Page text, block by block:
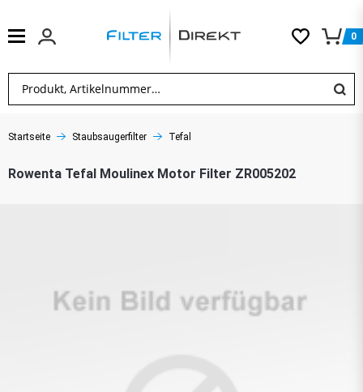
0
Startseite Staubsaugerfilter Tefal
Rowenta Tefal Moulinex Motor Filter ZR005202